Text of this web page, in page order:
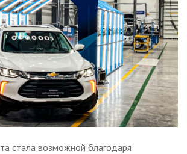
стала возможной благодаря